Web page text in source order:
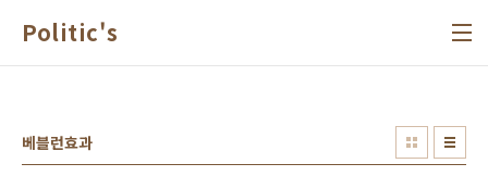
Politic's
베블런효과